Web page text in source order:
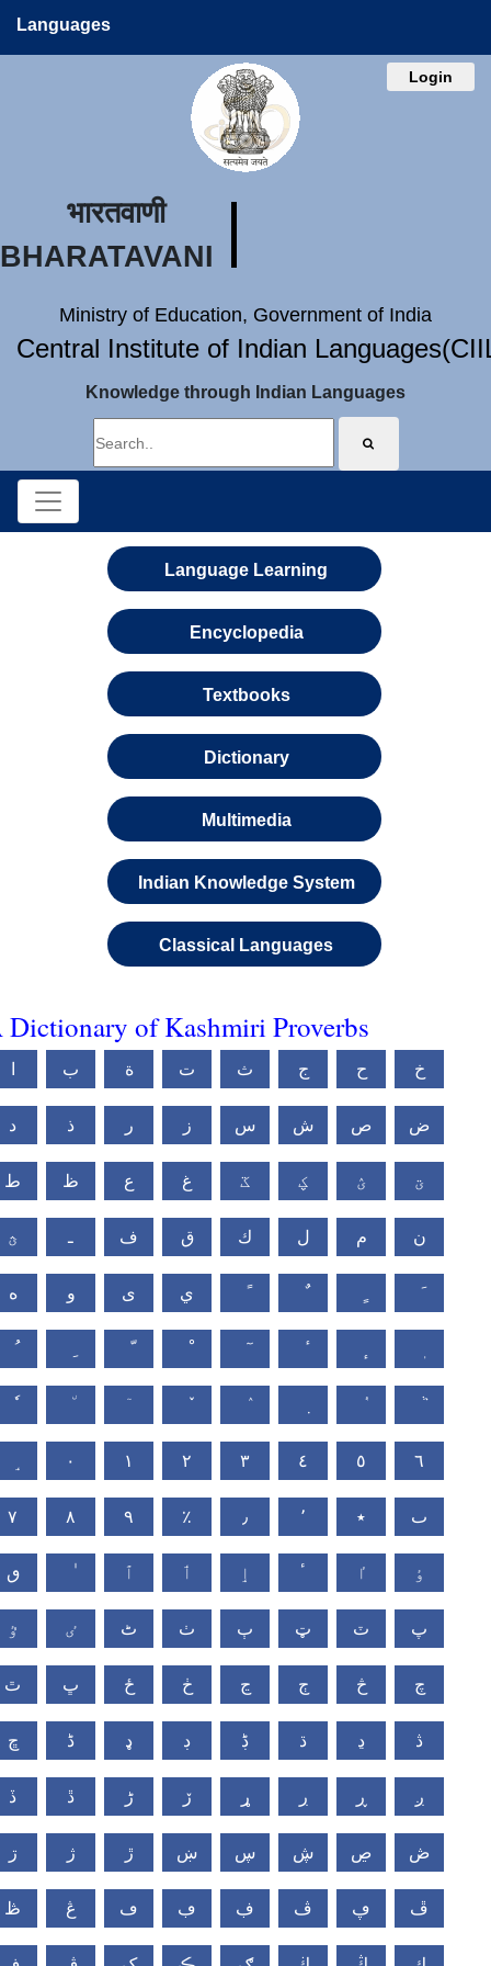
Languages
Login
भारतवाणी
BHARATAVANI
Ministry of Education, Government of India
Central Institute of Indian
Knowledge through Indian Languages
Language Learning
Encyclopedia
Textbooks
Dictionary
Multimedia
Indian Knowledge System
Classical Languages
Dictionary of Kashmiri Proverbs
ب ة ت ث ج ح خ
د ذ ر ز س ش ص ض
ط ظ ع غ ػ ؼ ؽ ؾ
ؿ ـ ف ق ك ل م ن
ه و ى ي
٠ ١ ٢ ٣ ٤ ٥ ٦
٧ ٨ ٩ ٪ ٫ ٬ ٭ ٮ
ٯ ٱ ٲ ٳ ٴ ٵ ٶ
ٷ ٸ ٹ ٺ ٻ ټ ٽ پ
ٿ ڀ ځ ڂ ڃ ڄ څ چ
ڇ ڈ ډ ڊ ڋ ڌ ڍ ڎ
ڏ ڐ ڑ ڒ ړ ڔ ڕ ږ
ڗ ژ ڙ ښ ڛ ڜ ڝ ڞ
ڟ ڠ ڡ ڢ ڣ ڤ ڥ ڦ